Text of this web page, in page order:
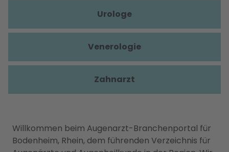
Willkommen beim Augenarzt-Branchenportal für
Bodenheim, Rhein, dem führenden Verzeichnis für
Urologe
Venerologie
Zahnarzt